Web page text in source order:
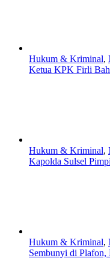
Hukum & Kriminal,
Ketua KPK Firli
Hukum & Kriminal,
Kapolda Sulsel
Hukum & Kriminal,
Sembunyi di